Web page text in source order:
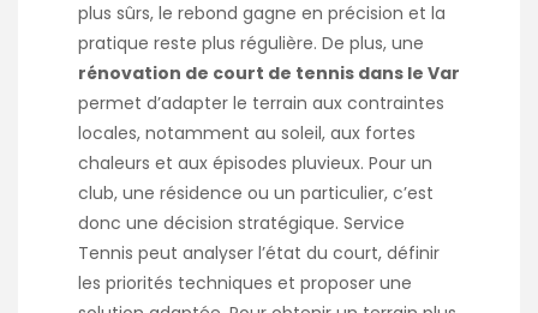
plus sûrs, le rebond gagne en précision et la
pratique reste plus régulière. De plus, une
rénovation de court de tennis dans le Var
permet d’adapter le terrain aux contraintes
locales, notamment au soleil, aux fortes
chaleurs et aux épisodes pluvieux. Pour un
club, une résidence ou un particulier, c’est
donc une décision stratégique. Service
Tennis peut analyser l’état du court, définir
les priorités techniques et proposer une